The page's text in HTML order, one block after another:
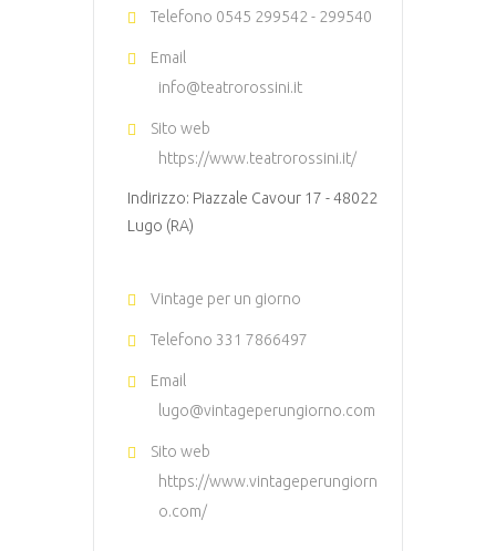
Telefono 0545 299542 - 299540
Email
info@teatrorossini.it
Sito web
https://www.teatrorossini.it/
Indirizzo: Piazzale Cavour 17 - 48022
Lugo (RA)
Vintage per un giorno
Telefono 331 7866497
Email
lugo@vintageperungiorno.com
Sito web
https://www.vintageperungiorn
o.com/